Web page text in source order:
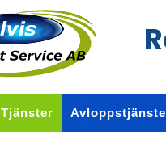
Tjänster